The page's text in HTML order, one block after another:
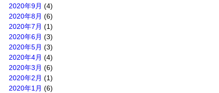
2020年9月 (4)
2020年8月 (6)
2020年7月 (1)
2020年6月 (3)
2020年5月 (3)
2020年4月 (4)
2020年3月 (6)
2020年2月 (1)
2020年1月 (6)